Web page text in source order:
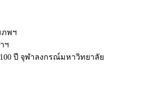
พฯ
ฯ
ปี จุฬาลงกรณ์มหาวิทยาลัย